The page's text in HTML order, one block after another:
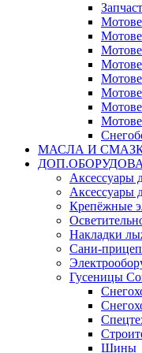
МАСЛА И
Аксессуары
Аксессуары
Крепёжные
Накладки
Сани-
Гусеницы
Шины